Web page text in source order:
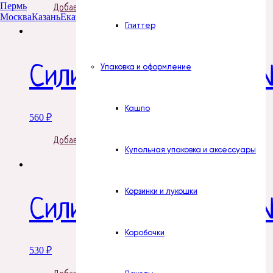
Глиттер
Упаковка и оформление
Кашпо
Купольная упаковка и аксессуары
Корзинки и лукошки
Коробочки
Пермь
МоскваКазаньЕкатеринбург
Добавить в корзину
Силиконовая форма
560 ₽
Добавить в корзину
Силиконовая форма
530 ₽